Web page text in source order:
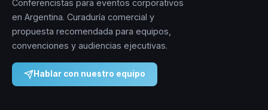
Conferencistas para eventos corporativos
en Argentina. Curaduría comercial y
propuesta recomendada para equipos,
convenciones y audiencias ejecutivas.
Hablar con nuestro equipo